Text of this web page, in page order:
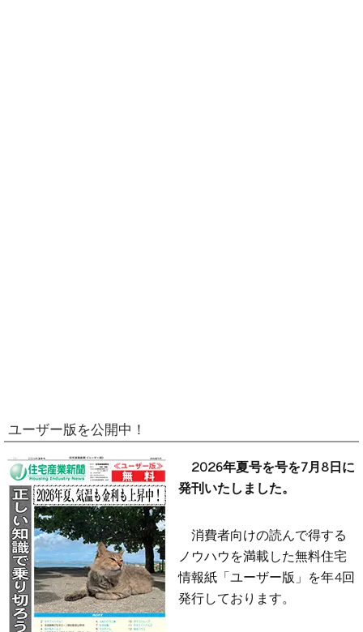
ユーザー版を公開中！
2026年夏号を号を7月8日に
発刊いたしました。
消費者向けの読んで得する
ノウハウを満載した無料住宅
情報紙「ユーザー版」を年4回
発行しております。